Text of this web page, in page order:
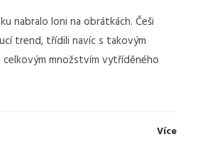
nabralo loni na obrátkách. Češi
trend, třídili navíc s takovým
celkovým množstvím vytříděného
Více